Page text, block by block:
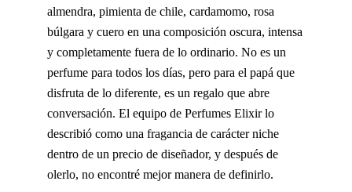
almendra, pimienta de chile, cardamomo, rosa
búlgara y cuero en una composición oscura, intensa
y completamente fuera de lo ordinario. No es un
perfume para todos los días, pero para el papá que
disfruta de lo diferente, es un regalo que abre
conversación. El equipo de Perfumes Elixir lo
describió como una fragancia de carácter niche
dentro de un precio de diseñador, y después de
olerlo, no encontré mejor manera de definirlo.